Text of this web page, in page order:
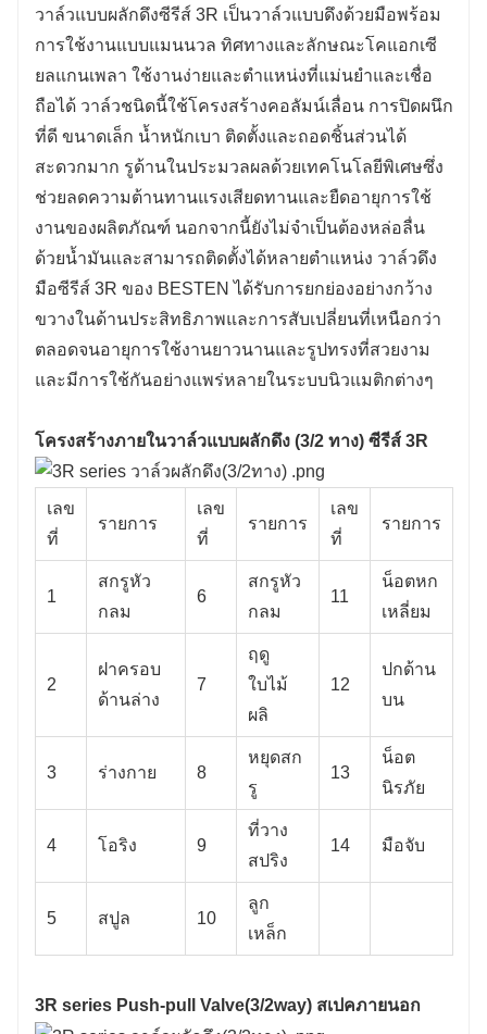
วาล์วแบบผลักดึงซีรีส์ 3R เป็นวาล์วแบบดึงด้วยมือพร้อม
การใช้งานแบบแมนนวล ทิศทางและลักษณะโคแอกเซี
ยลแกนเพลา ใช้งานง่ายและตำแหน่งที่แม่นยำและเชื่อ
ถือได้ วาล์วชนิดนี้ใช้โครงสร้างคอลัมน์เลื่อน การปิดผนึก
ที่ดี ขนาดเล็ก น้ำหนักเบา ติดตั้งและถอดชิ้นส่วนได้
สะดวกมาก รูด้านในประมวลผลด้วยเทคโนโลยีพิเศษซึ่ง
ช่วยลดความต้านทานแรงเสียดทานและยืดอายุการใช้
งานของผลิตภัณฑ์ นอกจากนี้ยังไม่จำเป็นต้องหล่อลื่น
ด้วยน้ำมันและสามารถติดตั้งได้หลายตำแหน่ง วาล์วดึง
มือซีรีส์ 3R ของ BESTEN ได้รับการยกย่องอย่างกว้าง
ขวางในด้านประสิทธิภาพและการสับเปลี่ยนที่เหนือกว่า
ตลอดจนอายุการใช้งานยาวนานและรูปทรงที่สวยงาม
และมีการใช้กันอย่างแพร่หลายในระบบนิวแมติกต่างๆ
โครงสร้างภายในวาล์วแบบผลักดึง (3/2 ทาง) ซีรีส์ 3R
เลข
ที่
รายการ
เลข
ที่
รายการ
เลข
ที่
รายการ
1
สกรูหัว
กลม
6
สกรูหัว
กลม
11
น็อตหก
เหลี่ยม
2
ฝาครอบ
ด้านล่าง
7
ฤดู
ใบไม้
ผลิ
12
ปกด้าน
บน
3 ร่างกาย 8
หยุดสก
รู
13
น็อต
นิรภัย
4 โอริง 9
ที่วาง
สปริง
14 มือจับ
5 สปูล 10
ลูก
เหล็ก
3R series Push-pull Valve(3/2way) สเปคภายนอก